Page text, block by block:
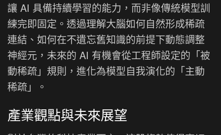
讓 AI 具備持續學習的能力，而非像傳統模型訓
練完即固定。透過理解大腦如何自然形成稀疏
連結、如何在不遺忘舊知識的前提下動態調整
神經元，未來的 AI 有機會從工程師設定的「被
動稀疏」規則，進化為模型自我演化的「主動
稀疏」。
產業觀點與未來展望